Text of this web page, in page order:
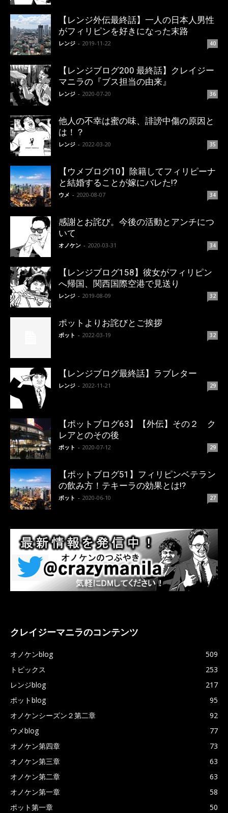
【レンジ外伝最終話】一人の日本人男性
がフィリピンを好きになった末路
レンジ - 2019-11-22 40
【レンジブログ200 最終話】クレイジー
マニラの『ブス担当の由来』
レンジ - 2020-07-20 36
他人の不幸は蜜の味、誹謗中傷の原因と
は！？
レンジ - 2022-03-20 35
【ウメブログ10】除籍してフィリピーナ
と結婚することが嫁にバレた!?
ウメ - 2020-08-07 34
感謝とお詫び。今後の活動とアンチにつ
いて
オノケン - 2020-03-31 34
【レンジブログ158】彼女がフィリピン
へ帰国、関西国際空港で見送り
レンジ - 2019-08-09 32
ポットよりお詫びとご挨拶
ポット - 2022-03-19 32
【レンジブログ最終話】ラブレター
レンジ - 2022-11-21 29
【ポットブログ63】【外伝】その２ ク
レアとのその後
ポット - 2020-07-12 29
【ポットブログ51】フィリピンベテラン
の飲み方！テキーラの効果とは!?
ポット - 2020-06-10 27
クレイジーマニラのコンテンツ
オノケンblog
509
トピックス
253
レンジblog
217
ポットblog
95
オノケンシーズン２第二章
92
ウメblog
77
オノケン第四章
73
オノケン第三章
63
オノケン第二章
63
オノケン第一章
58
ポット第一章
50